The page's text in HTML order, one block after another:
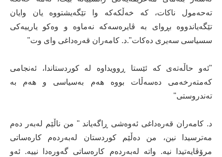
ته‌حه‌مول ناكات، كه‌ خه‌ڵكه‌كه‌ وا تێگه‌یشتووه‌ یان وایان
تێگه‌یاندووه‌ بڕوای به‌ ڤایره‌سه‌كه‌ نه‌ماوه‌ و وه‌كو یارییه‌كی
سسیاسی سه‌یری ده‌كات".د. كامه‌ران قه‌ره‌داغی وای وت"
"ئه‌و حاڵه‌ته‌ی كه‌ ئێستا ڕوویداوه‌ له‌ كوردستاندا، ئه‌نجامی
كه‌مته‌رخه‌می ده‌سه‌ڵات بووه‌ هه‌م به‌سیاسی و هه‌م به‌
ته‌ندروستی"
د. كامه‌ران قه‌ره‌داغی ئه‌وه‌شی ڕاگه‌یاند " من ناڵێم له‌به‌ر ده‌م
مه‌ترسیدا نین، ‌من ده‌ڵێم كوردستان له‌به‌رده‌م كاره‌ساتی
مرۆڤایه‌تیدا نیه‌. واته‌ له‌به‌رده‌م كاره‌ساتی گه‌وره‌دا نییه‌. ئه‌و